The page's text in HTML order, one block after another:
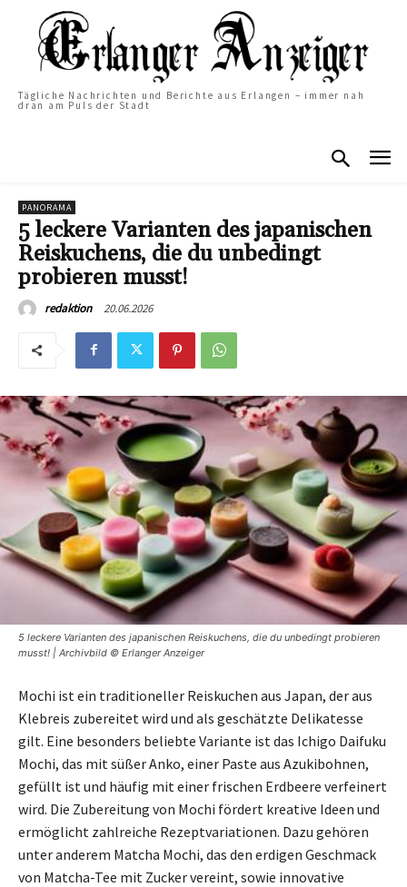
Tägliche Nachrichten und Berichte aus Erlangen – immer nah
dran am Puls der Stadt
PANORAMA
5 leckere Varianten des japanischen
Reiskuchens, die du unbedingt
probieren musst!
redaktion 20.06.2026
5 leckere Varianten des japanischen Reiskuchens, die du unbedingt probieren
musst! | Archivbild © Erlanger Anzeiger
Mochi ist ein traditioneller Reiskuchen aus Japan, der aus
Klebreis zubereitet wird und als geschätzte Delikatesse
gilt. Eine besonders beliebte Variante ist das Ichigo Daifuku
Mochi, das mit süßer Anko, einer Paste aus Azukibohnen,
gefüllt ist und häufig mit einer frischen Erdbeere verfeinert
wird. Die Zubereitung von Mochi fördert kreative Ideen und
ermöglicht zahlreiche Rezeptvariationen. Dazu gehören
unter anderem Matcha Mochi, das den erdigen Geschmack
von Matcha-Tee mit Zucker vereint, sowie innovative